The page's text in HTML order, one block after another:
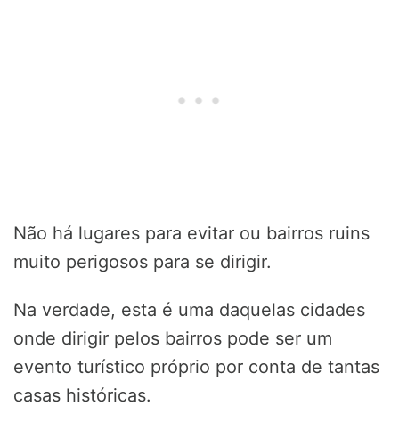
Não há lugares para evitar ou bairros ruins
muito perigosos para se dirigir.
Na verdade, esta é uma daquelas cidades
onde dirigir pelos bairros pode ser um
evento turístico próprio por conta de tantas
casas históricas.